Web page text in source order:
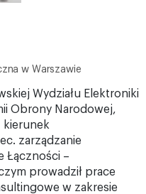
w Warszawie
Wydziału Elektroniki
Obrony Narodowej,
kierunek
zarządzanie
Łączności –
prowadził prace
w zakresie